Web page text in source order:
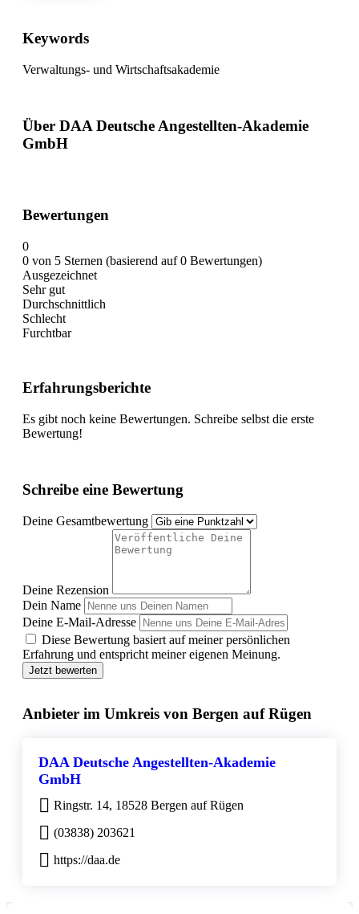
Keywords
Verwaltungs- und Wirtschaftsakademie
Über DAA Deutsche Angestellten-Akademie
GmbH
Bewertungen
0
0 von 5 Sternen (basierend auf 0 Bewertungen)
Ausgezeichnet
Sehr gut
Durchschnittlich
Schlecht
Furchtbar
Erfahrungsberichte
Es gibt noch keine Bewertungen. Schreibe selbst die erste
Bewertung!
Schreibe eine Bewertung
Deine Gesamtbewertung
Deine Rezension
Dein Name
Deine E-Mail-Adresse
Diese Bewertung basiert auf meiner persönlichen
Erfahrung und entspricht meiner eigenen Meinung.
Jetzt bewerten
Anbieter im Umkreis von Bergen auf Rügen
DAA Deutsche Angestellten-Akademie
GmbH
Ringstr. 14, 18528 Bergen auf Rügen
(03838) 203621
https://daa.de